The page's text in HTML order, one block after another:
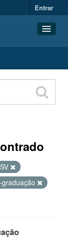
Entrar
graduação